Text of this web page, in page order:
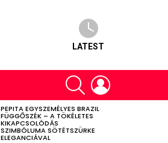
LATEST
SEARCH
PEPITA EGYSZEMÉLYES BRAZIL
FÜGGŐSZÉK – A TÖKÉLETES
KIKAPCSOLÓDÁS
SZIMBÓLUMA SÖTÉTSZÜRKE
ELEGANCIÁVAL